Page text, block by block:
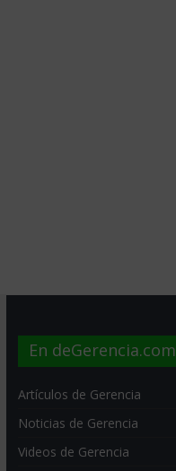
En deGerencia.com
Artículos de Gerencia
Noticias de Gerencia
Videos de Gerencia